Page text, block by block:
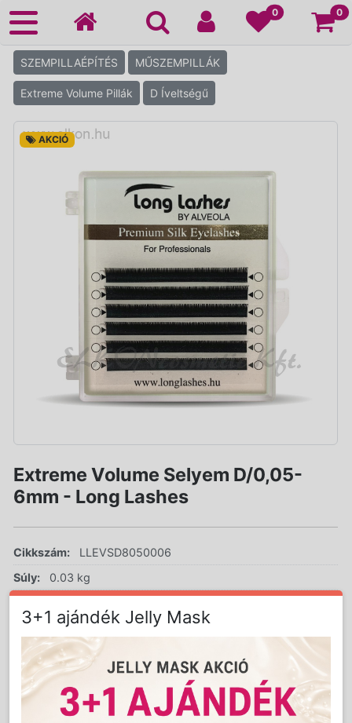
0 0
SZEMPILLAÉPÍTÉS MŰSZEMPILLÁK
Extreme Volume Pillák D Íveltségű
AKCIÓ
Extreme Volume Selyem D/0,05-
6mm - Long Lashes
Cikkszám:
LLEVSD8050006
Súly:
0.03 kg
LAKOSSÁGI ÁR (BRUTTÓ)
3 299 Ft 1 900 Ft
Akció vége: 2026-08-28
3+1 ajándék Jelly Mask